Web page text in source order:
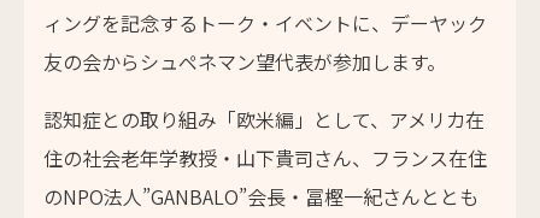
ィングを記念するトーク・イベントに、デーヤック
友の会からシュペネマン望代表が参加します。
認知症との取り組み「欧米編」として、アメリカ在
住の社会老年学教授・山下貴司さん、フランス在住
のNPO法人”GANBALO”会長・冨樫一紀さんととも